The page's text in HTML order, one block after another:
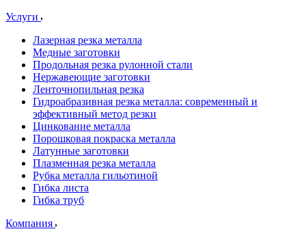
Услуги
Лазерная резка металла
Медные заготовки
Продольная резка рулонной стали
Нержавеющие заготовки
Ленточнопильная резка
Гидроабразивная резка металла: современный и
эффективный метод резки
Цинкование металла
Порошковая покраска металла
Латунные заготовки
Плазменная резка металла
Рубка металла гильотиной
Гибка листа
Гибка труб
Компания